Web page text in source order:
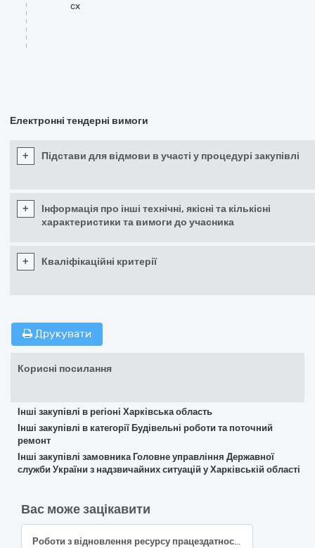
cx
Електронні тендерні вимоги
+ Підстави для відмови в участі у процедурі закупівлі
+
Інформація про інші технічні, якісні та кількісні
характеристики та вимоги до учасника
+ Кваліфікаційні критерії
Друкувати
Корисні посилання
Інші закупівлі в регіоні Харківська область
Інші закупівлі в категорії Будівельні роботи та поточний
ремонт
Інші закупівлі замовника Головне управління Державної
служби України з надзвичайних ситуацій у Харківській області
Вас може зацікавити
Роботи з відновлення ресурсу працездатності генераторів та допоміжного обладнання ТЕЦ-5 за адресою: м.Київ, вул.Промислова,4